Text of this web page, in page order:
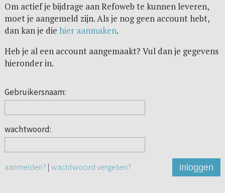
Om actief je bijdrage aan Refoweb te kunnen leveren,
moet je aangemeld zijn. Als je nog geen account hebt,
dan kan je die hier aanmaken.
Heb je al een account aangemaakt? Vul dan je gegevens
hieronder in.
Gebruikersnaam:
wachtwoord:
aanmelden? | wachtwoord vergeten? inloggen